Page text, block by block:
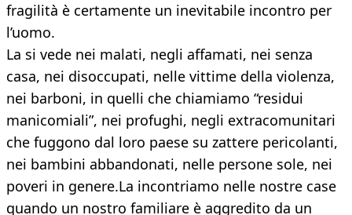
fragilità è certamente un inevitabile incontro per
l’uomo.
La si vede nei malati, negli affamati, nei senza
casa, nei disoccupati, nelle vittime della violenza,
nei barboni, in quelli che chiamiamo “residui
manicomiali”, nei profughi, negli extracomunitari
che fuggono dal loro paese su zattere pericolanti,
nei bambini abbandonati, nelle persone sole, nei
poveri in genere.La incontriamo nelle nostre case
quando un nostro familiare è aggredito da un